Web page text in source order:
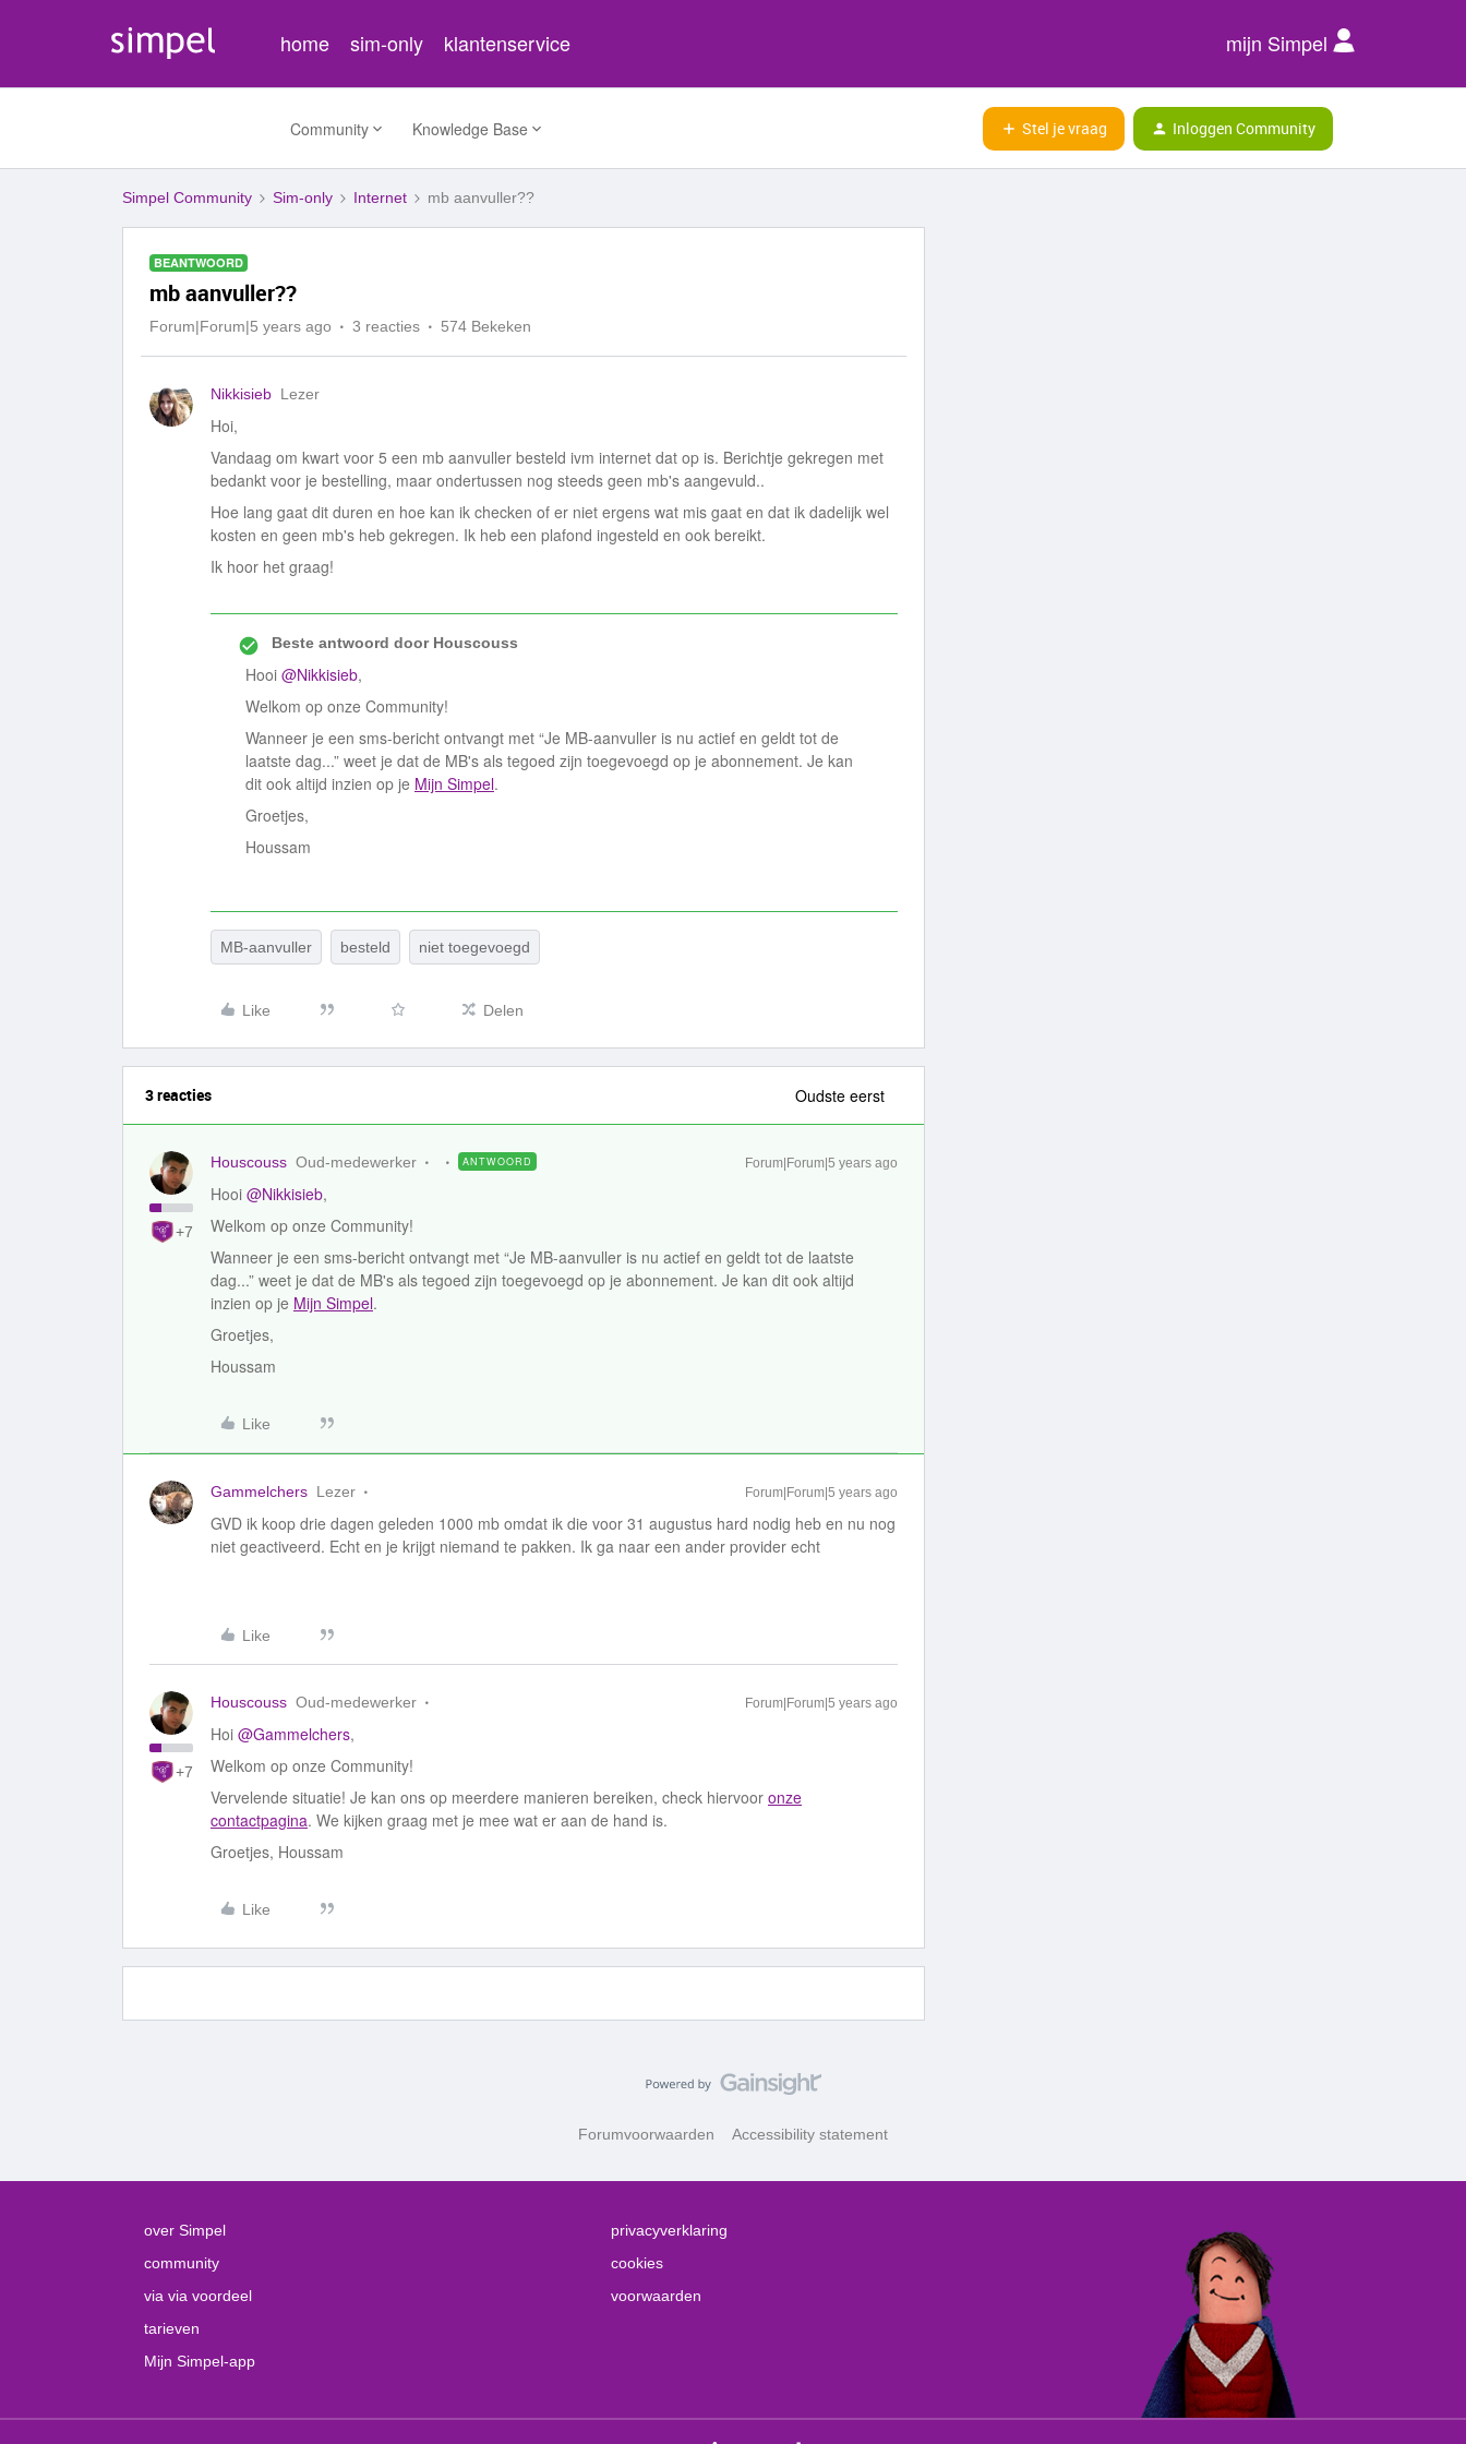
home sim-only klantenservice mijn Simpel
Community Knowledge Base Stel je vraag Inloggen Community
Simpel Community Sim-only Internet mb aanvuller??
BEANTWOORD
mb aanvuller??
Forum|Forum|5 years ago 3 reacties 574 Bekeken
Nikkisieb Lezer
Hoi,
Vandaag om kwart voor 5 een mb aanvuller besteld ivm internet dat op is. Berichtje gekregen met
bedankt voor je bestelling, maar ondertussen nog steeds geen mb's aangevuld..
Hoe lang gaat dit duren en hoe kan ik checken of er niet ergens wat mis gaat en dat ik dadelijk wel
kosten en geen mb's heb gekregen. Ik heb een plafond ingesteld en ook bereikt.
Ik hoor het graag!
Beste antwoord doorHouscouss
Hooi @Nikkisieb,
Welkom op onze Community!
Wanneer je een sms-bericht ontvangt met “Je MB-aanvuller is nu actief en geldt tot de
laatste dag...” weet je dat de MB's als tegoed zijn toegevoegd op je abonnement. Je kan
dit ook altijd inzien op je Mijn Simpel.
Groetjes,
Houssam
MB-aanvuller besteld niet toegevoegd
Like Delen
3 reacties Oudste eerst
+7
Houscouss Oud-medewerker ANTWOORD Forum|Forum|5 years ago
Hooi @Nikkisieb,
Welkom op onze Community!
Wanneer je een sms-bericht ontvangt met “Je MB-aanvuller is nu actief en geldt tot de laatste
dag...” weet je dat de MB's als tegoed zijn toegevoegd op je abonnement. Je kan dit ook altijd
inzien op je Mijn Simpel.
Groetjes,
Houssam
Like
Gammelchers Lezer Forum|Forum|5 years ago
GVD ik koop drie dagen geleden 1000 mb omdat ik die voor 31 augustus hard nodig heb en nu nog
niet geactiveerd. Echt en je krijgt niemand te pakken. Ik ga naar een ander provider echt
Like
+7
Houscouss Oud-medewerker Forum|Forum|5 years ago
Hoi @Gammelchers,
Welkom op onze Community!
Vervelende situatie! Je kan ons op meerdere manieren bereiken, check hiervoor onze
contactpagina. We kijken graag met je mee wat er aan de hand is.
Groetjes, Houssam
Like
Forumvoorwaarden Accessibility statement
over Simpel
community
via via voordeel
tarieven
Mijn Simpel-app
privacyverklaring
cookies
voorwaarden